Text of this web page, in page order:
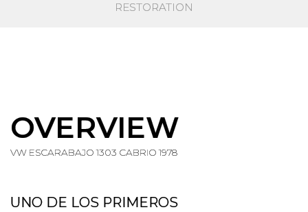
RESTORATION
OVERVIEW
VW ESCARABAJO 1303 CABRIO 1978
UNO DE LOS PRIMEROS